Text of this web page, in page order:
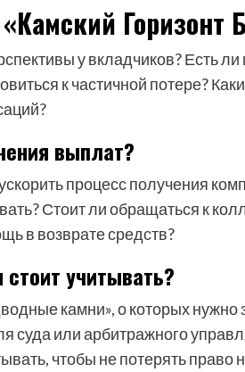
Горизонт
у вкладчиков? Есть
к частичной потере?
выплат?
процесс получения
Стоит ли обращаться к
в возврате средств?
учитывать?
камни», о которых нужно
суда или арбитражного
чтобы не потерять право